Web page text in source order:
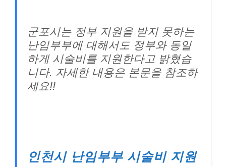
군포시는 정부 지원을 받지 못하는
난임부부에 대해서도 정부와 동일
하게 시술비를 지원한다고 밝혔습
니다. 자세한 내용은 본문을 참조하
세요!!
인천시 난임부부 시술비 지원